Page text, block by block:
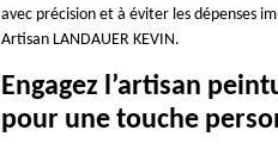
avec précision et à éviter les dépenses
Artisan LANDAUER KEVIN.
Engagez l’artisan
pour une touche